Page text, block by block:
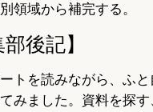
領域から補完する。
部後記】
トを読みながら、ふ
みました。資料を探